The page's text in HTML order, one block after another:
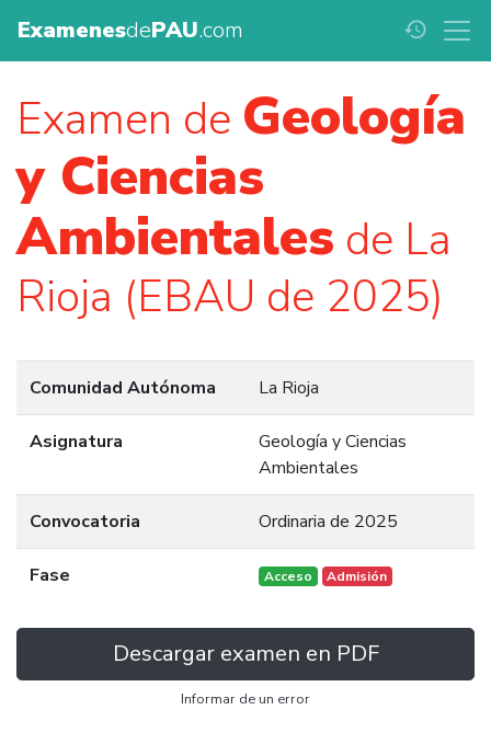
ExamenesdePAU.com history
Examen de Geología
y Ciencias
Ambientales de La
Rioja (EBAU de 2025)
Comunidad Autónoma La Rioja
Asignatura
Geología y Ciencias
Ambientales
Convocatoria Ordinaria de 2025
Fase Acceso Admisión
Descargar examen en PDF
Informar de un error